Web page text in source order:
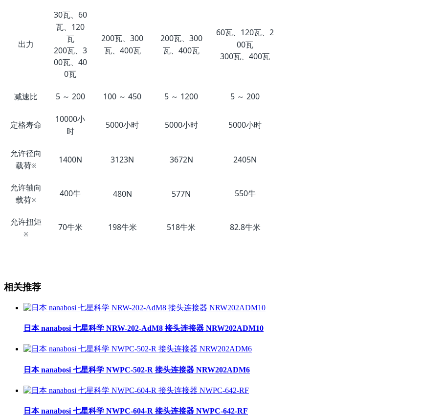
出力
30瓦、60
瓦、120
瓦
200瓦、3
00瓦、40
0瓦
200瓦、300
瓦、400瓦
200瓦、300
瓦、400瓦
60瓦、120瓦、2
00瓦
300瓦、400瓦
减速比 5 ～ 200 100 ～ 450 5 ～ 1200 5 ～ 200
定格寿命
10000小
时
5000小时 5000小时 5000小时
允许径向
载荷※
1400N 3123N 3672N 2405N
允许轴向
载荷※
400牛 480N 577N 550牛
允许扭矩
※
70牛米 198牛米 518牛米 82.8牛米
相关推荐
日本 nanabosi 七星科学 NRW-202-AdM8 接头连接器 NRW202ADM10
日本 nanabosi 七星科学 NWPC-502-R 接头连接器 NRW202ADM6
日本 nanabosi 七星科学 NWPC-604-R 接头连接器 NWPC-642-RF